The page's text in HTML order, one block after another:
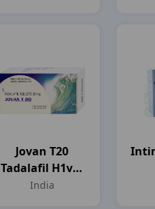
Jovan T20
Tadalafil H1vbf
India
India